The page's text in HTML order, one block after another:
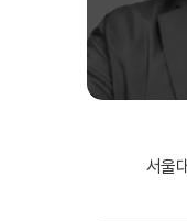
서울